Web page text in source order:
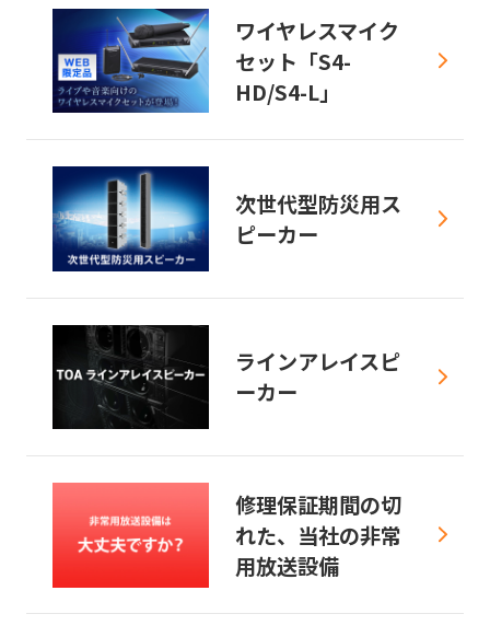
ワイヤレスマイク
セット「S4-
HD/S4-L」
次世代型防災用ス
ピーカー
ラインアレイスピ
ーカー
修理保証期間の切
れた、当社の非常
用放送設備